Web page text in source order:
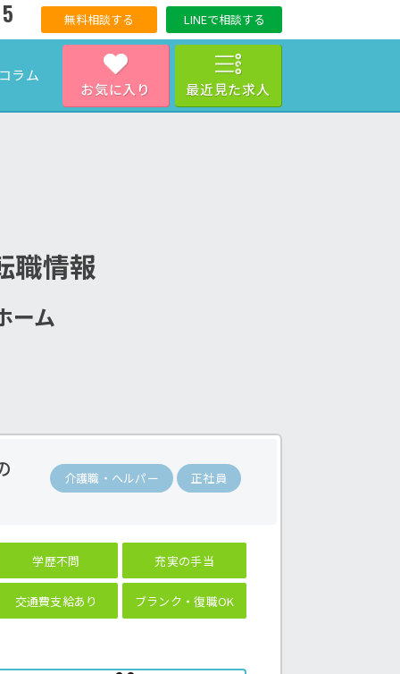
お気に入り 最近見た求人
無料相談する LINEで相談する
コラム
職情報
ーム
介護職・ヘルパー 正社員
学歴不問 充実の手当
交通費支給あり ブランク・復職OK